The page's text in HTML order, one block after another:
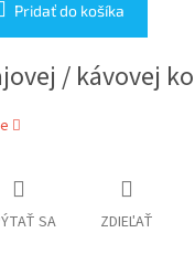
Pridať do košíka
/ kávovej
SA ZDIEĽAŤ